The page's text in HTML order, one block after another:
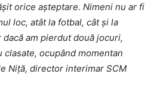
orice aşteptare. Nimeni nu ar fi
loc, atât la fotbal, cât şi la
dacă am pierdut două jocuri,
ocupând momentan
Niţă, director interimar SCM